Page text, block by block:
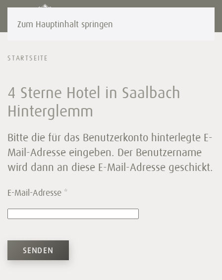
Zum Hauptinhalt springen
STARTSEITE
4 Sterne Hotel in Saalbach
Hinterglemm
Bitte die für das Benutzerkonto hinterlegte E-
Mail-Adresse eingeben. Der Benutzername
wird dann an diese E-Mail-Adresse geschickt.
E-Mail-Adresse *
SENDEN